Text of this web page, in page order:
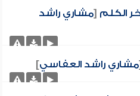
الكلم [مشاري راشد
[مشاري راشد العفاسي]